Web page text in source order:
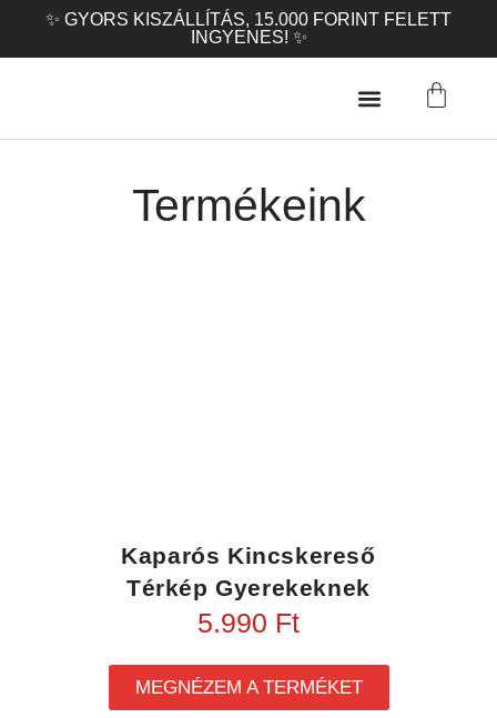
✨ GYORS KISZÁLLÍTÁS, 15.000 FORINT FELETT
INGYENES! ✨
Termékeink
Kaparós Kincskereső
Térkép Gyerekeknek
5.990 Ft
MEGNÉZEM A TERMÉKET